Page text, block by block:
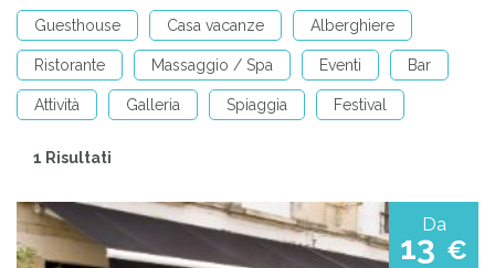
Guesthouse Casa vacanze Alberghiere
Ristorante Massaggio / Spa Eventi Bar
Attività Galleria Spiaggia Festival
1 Risultati
Da
13 €